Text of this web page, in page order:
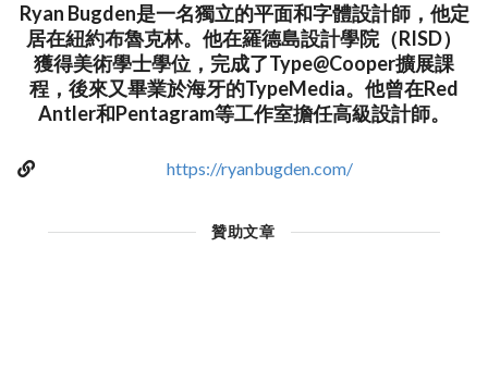
Ryan Bugden是一名獨立的平面和字體設計師，他定
居在紐約布魯克林。他在羅德島設計學院（RISD）
獲得美術學士學位，完成了Type@Cooper擴展課
程，後來又畢業於海牙的TypeMedia。他曾在Red
Antler和Pentagram等工作室擔任高級設計師。
https://ryanbugden.com/
贊助文章